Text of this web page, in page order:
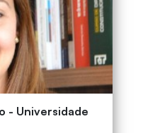
- Universidade